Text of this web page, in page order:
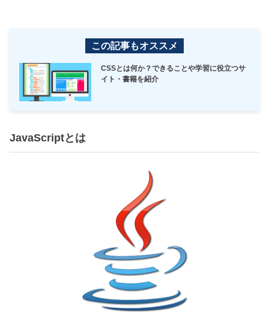
この記事もオススメ
CSSとは何か？できることや学習に役立つサ
イト・書籍を紹介
JavaScriptとは